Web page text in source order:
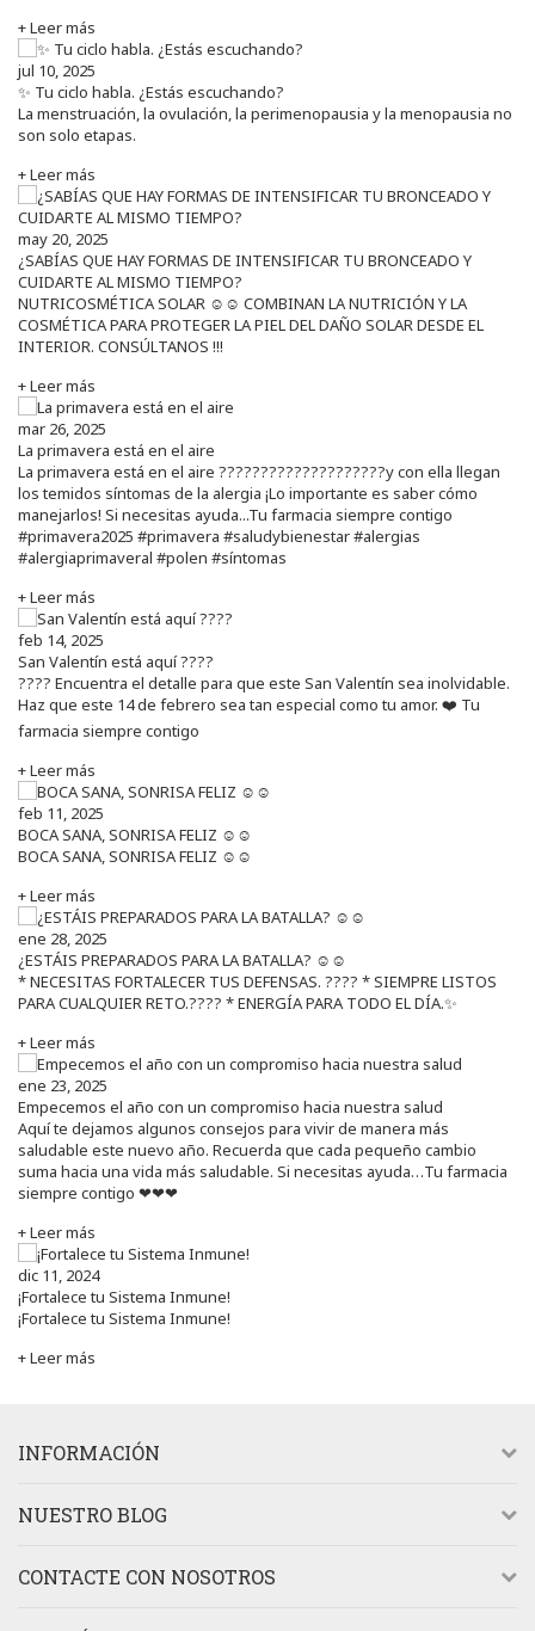
+ Leer más
jul 10, 2025
✨ Tu ciclo habla. ¿Estás escuchando?
La menstruación, la ovulación, la perimenopausia y la menopausia no
son solo etapas.
+ Leer más
may 20, 2025
¿SABÍAS QUE HAY FORMAS DE INTENSIFICAR TU BRONCEADO Y
CUIDARTE AL MISMO TIEMPO?
NUTRICOSMÉTICA SOLAR ☺️☺️ COMBINAN LA NUTRICIÓN Y LA
COSMÉTICA PARA PROTEGER LA PIEL DEL DAÑO SOLAR DESDE EL
INTERIOR. CONSÚLTANOS !!!
+ Leer más
mar 26, 2025
La primavera está en el aire
La primavera está en el aire ????????????????????y con ella llegan
los temidos síntomas de la alergia ¡Lo importante es saber cómo
manejarlos! Si necesitas ayuda...Tu farmacia siempre contigo
#primavera2025 #primavera #saludybienestar #alergias
#alergiaprimaveral #polen #síntomas
+ Leer más
feb 14, 2025
San Valentín está aquí ????
???? Encuentra el detalle para que este San Valentín sea inolvidable.
Haz que este 14 de febrero sea tan especial como tu amor. ❤️ Tu
farmacia siempre contigo
+ Leer más
feb 11, 2025
BOCA SANA, SONRISA FELIZ ☺️☺️
BOCA SANA, SONRISA FELIZ ☺️☺️
+ Leer más
ene 28, 2025
¿ESTÁIS PREPARADOS PARA LA BATALLA? ☺️☺️
* NECESITAS FORTALECER TUS DEFENSAS. ????️ * SIEMPRE LISTOS
PARA CUALQUIER RETO.???? * ENERGÍA PARA TODO EL DÍA.✨
+ Leer más
ene 23, 2025
Empecemos el año con un compromiso hacia nuestra salud
Aquí te dejamos algunos consejos para vivir de manera más
saludable este nuevo año. Recuerda que cada pequeño cambio
suma hacia una vida más saludable. Si necesitas ayuda…Tu farmacia
siempre contigo ❤❤❤
+ Leer más
dic 11, 2024
¡Fortalece tu Sistema Inmune!
¡Fortalece tu Sistema Inmune!
+ Leer más
INFORMACIÓN
NUESTRO BLOG
CONTACTE CON NOSOTROS